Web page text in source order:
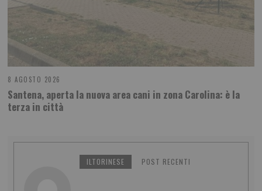
8 AGOSTO 2026
Santena, aperta la nuova area cani in zona Carolina: è la
terza in città
ILTORINESE POST RECENTI